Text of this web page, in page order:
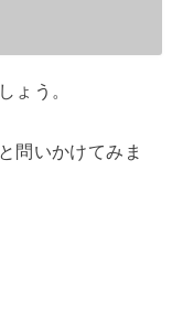
ょう。
問いかけてみま